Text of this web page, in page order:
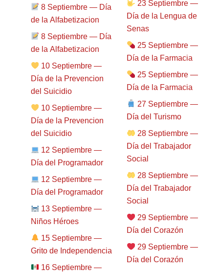
8 Septiembre — Día
de la Alfabetizacion
8 Septiembre — Día
de la Alfabetizacion
10 Septiembre —
Día de la Prevencion
del Suicidio
10 Septiembre —
Día de la Prevencion
del Suicidio
12 Septiembre —
Día del Programador
12 Septiembre —
Día del Programador
13 Septiembre —
Niños Héroes
15 Septiembre —
Grito de Independencia
16 Septiembre —
23 Septiembre —
Día de la Lengua de
Senas
25 Septiembre —
Día de la Farmacia
25 Septiembre —
Día de la Farmacia
27 Septiembre —
Día del Turismo
28 Septiembre —
Día del Trabajador
Social
28 Septiembre —
Día del Trabajador
Social
29 Septiembre —
Día del Corazón
29 Septiembre —
Día del Corazón